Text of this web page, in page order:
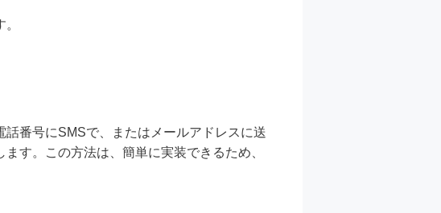
番号にSMSで、またはメールアドレスに送
す。この方法は、簡単に実装できるため、